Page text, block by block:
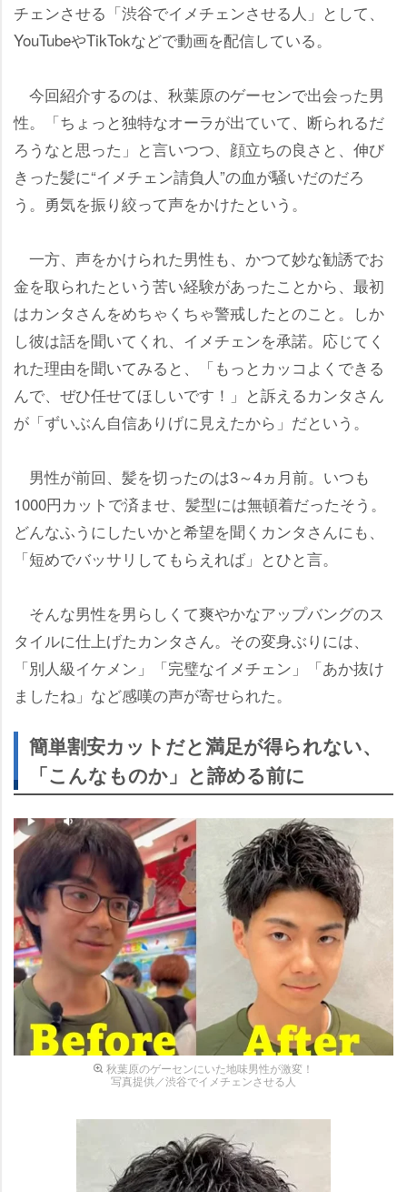
チェンさせる「渋谷でイメチェンさせる人」として、
YouTubeやTikTokなどで動画を配信している。
今回紹介するのは、秋葉原のゲーセンで出会った男
性。「ちょっと独特なオーラが出ていて、断られるだ
ろうなと思った」と言いつつ、顔立ちの良さと、伸び
きった髪に“イメチェン請負人”の血が騒いだのだろ
う。勇気を振り絞って声をかけたという。
一方、声をかけられた男性も、かつて妙な勧誘でお
金を取られたという苦い経験があったことから、最初
はカンタさんをめちゃくちゃ警戒したとのこと。しか
し彼は話を聞いてくれ、イメチェンを承諾。応じてく
れた理由を聞いてみると、「もっとカッコよくできる
んで、ぜひ任せてほしいです！」と訴えるカンタさん
が「ずいぶん自信ありげに見えたから」だという。
男性が前回、髪を切ったのは3～4ヵ月前。いつも
1000円カットで済ませ、髪型には無頓着だったそう。
どんなふうにしたいかと希望を聞くカンタさんにも、
「短めでバッサリしてもらえれば」とひと言。
そんな男性を男らしくて爽やかなアップバングのス
タイルに仕上げたカンタさん。その変身ぶりには、
「別人級イケメン」「完璧なイメチェン」「あか抜け
ましたね」など感嘆の声が寄せられた。
簡単割安カットだと満足が得られない、
「こんなものか」と諦める前に
秋葉原のゲーセンにいた地味男性が激変！
写真提供／渋谷でイメチェンさせる人